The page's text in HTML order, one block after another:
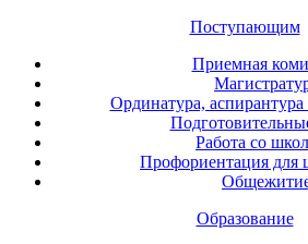
Поступающим
Приемная
Ординатура, аспирантура
Работа со
Профориентация для
Образование